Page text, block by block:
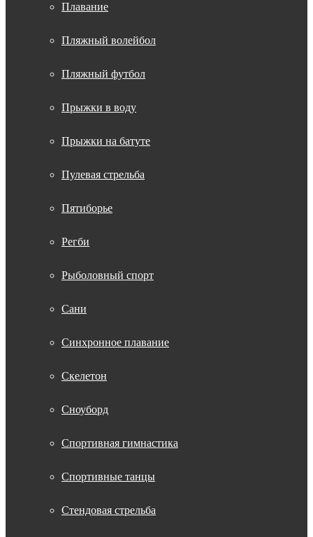
Плавание
Пляжный волейбол
Пляжный футбол
Прыжки в воду
Прыжки на батуте
Пулевая стрельба
Пятиборье
Регби
Рыболовный спорт
Сани
Синхронное плавание
Скелетон
Сноуборд
Спортивная гимнастика
Спортивные танцы
Стендовая стрельба